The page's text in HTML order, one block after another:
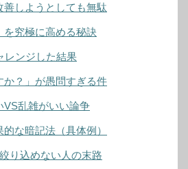
善しようとしても無駄
を究極に高める秘訣
レンジした結果
か？」が愚問すぎる件
VS乱雑がいい論争
な暗記法（具体例）
り込めない人の末路